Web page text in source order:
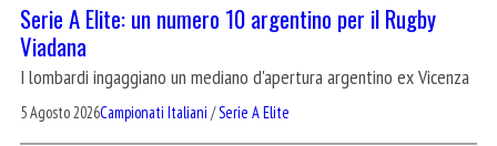
Serie A Elite: un numero 10 argentino per il Rugby
Viadana
I lombardi ingaggiano un mediano d'apertura argentino ex Vicenza
5 Agosto 2026Campionati Italiani /Serie A Elite